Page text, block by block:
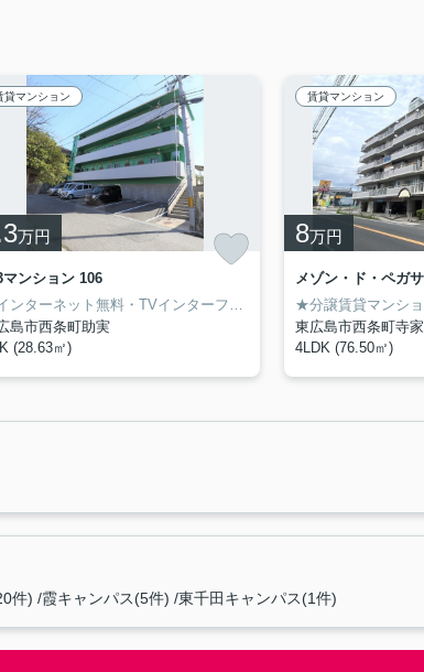
貸マンション
万円
マンション 106
★インターネット無料・TVインターフォン・温水洗浄便座★敷金・礼金無料です。広い収納シンプルな室内。学生さんにも社会人の方にもお勧めです！
島市西条町助実
(28.63㎡)
賃貸マンション
8万円
メゾン・ド・ペガ
東広島市西条町寺家
4LDK (76.50㎡)
件) 霞キャンパス(5件) 東千田キャンパス(1件)